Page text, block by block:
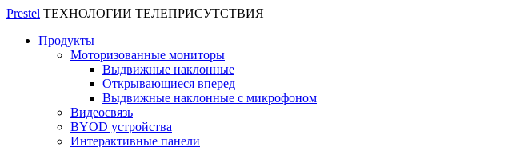
Prestel ТЕХНОЛОГИИ ТЕЛЕПРИСУТСТВИЯ
Продукты
Моторизованные мониторы
Выдвижные наклонные
Открывающиеся вперед
Выдвижные наклонные с микрофоном
Видеосвязь
BYOD устройства
Интерактивные панели